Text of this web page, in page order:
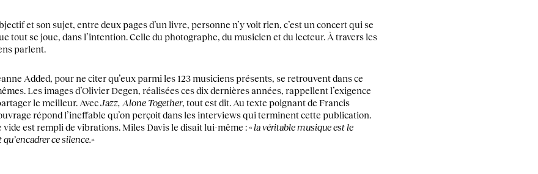
et son sujet, entre deux pages d’un livre, personne n’y voit rien, c’est un concert qui se
tout se joue, dans l’intention. Celle du photographe, du musicien et du lecteur. À travers les
parlent.
Added, pour ne citer qu’eux parmi les 123 musiciens présents, se retrouvent dans ce
Les images d’Olivier Degen, réalisées ces dix dernières années, rappellent l’exigence
le meilleur. AvecJazz, Alone Together, tout est dit. Au texte poignant de Francis
répond l’ineffable qu’on perçoit dans les interviews qui terminent cette publication.
vide est rempli de vibrations. Miles Davis le disait lui-même : «la véritable musique est le
ce silence.»